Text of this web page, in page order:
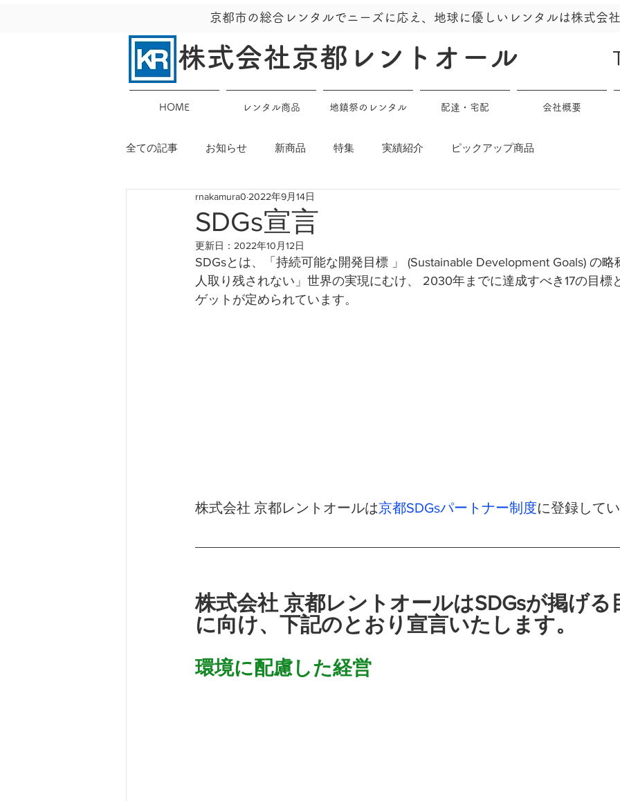
京都市の総合レンタルでニーズに応え、地球に優しいレンタルは株式会
株式会社京都レントオール
HOME レンタル商品 地鎮祭のレンタル 配達・宅配 会社概要
全ての記事 お知らせ 新商品 特集 実績紹介 ピックアップ商品
SDGs宣言
rnakamura0 2022年9月14日
更新日： 2022年10月12日
SDGsとは、「持続可能な開発目標 」 (Sustainable Development Goals) の
人取り残されない」世界の実現にむけ、 2030年までに達成すべき17の目標
ゲットが定められています。
株式会社 京都レントオールは京都SDGsパートナー制度に登録してい
株式会社 京都レントオールはSDGsが掲げる
に向け、下記のとおり宣言いたします。
環境に配慮した経営